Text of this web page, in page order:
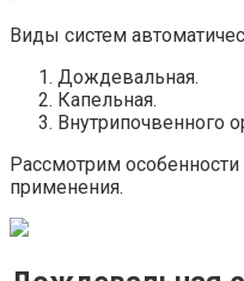
Виды систем
Дождевальная.
Капельная.
Внутрипочвенного
Рассмотрим
применения.